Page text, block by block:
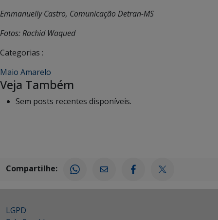
Emmanuelly Castro, Comunicação Detran-MS
Fotos: Rachid Waqued
Categorias :
Maio Amarelo
Veja Também
Sem posts recentes disponíveis.
Compartilhe:
LGPD